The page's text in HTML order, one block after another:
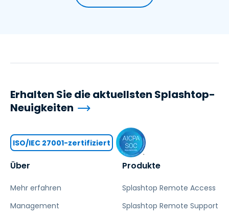
Über
Mehr erfahren
Management
Produkte
Splashtop Remote Access
Splashtop Remote Support
Erhalten Sie die aktuellsten Splashtop-
Neuigkeiten
ISO/IEC 27001-zertifiziert